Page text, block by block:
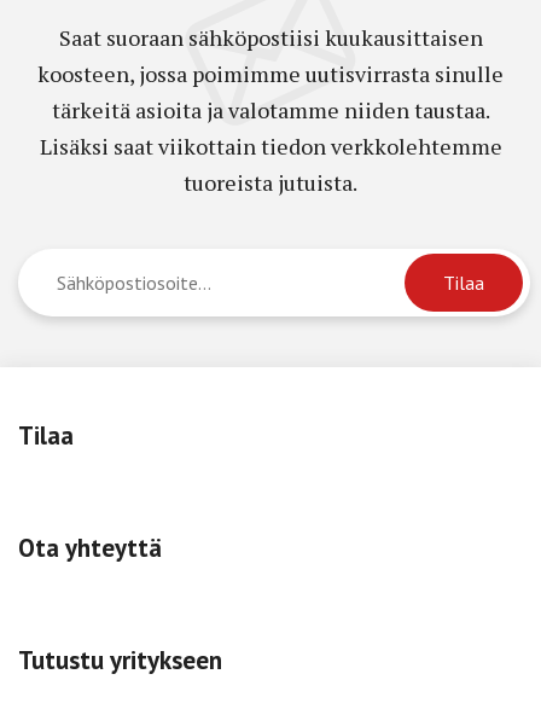
Saat suoraan sähköpostiisi kuukausittaisen
koosteen, jossa poimimme uutisvirrasta sinulle
tärkeitä asioita ja valotamme niiden taustaa.
Lisäksi saat viikottain tiedon verkkolehtemme
tuoreista jutuista.
Tilaa
Ota yhteyttä
Tutustu yritykseen